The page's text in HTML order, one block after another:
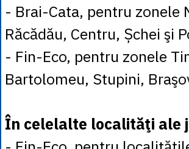
- Brai-Cata, pentru zonele
Răcădău, Centru, Șchei şi
- Fin-Eco, pentru zonele
Bartolomeu, Stupini,
În celelalte localităţi ale